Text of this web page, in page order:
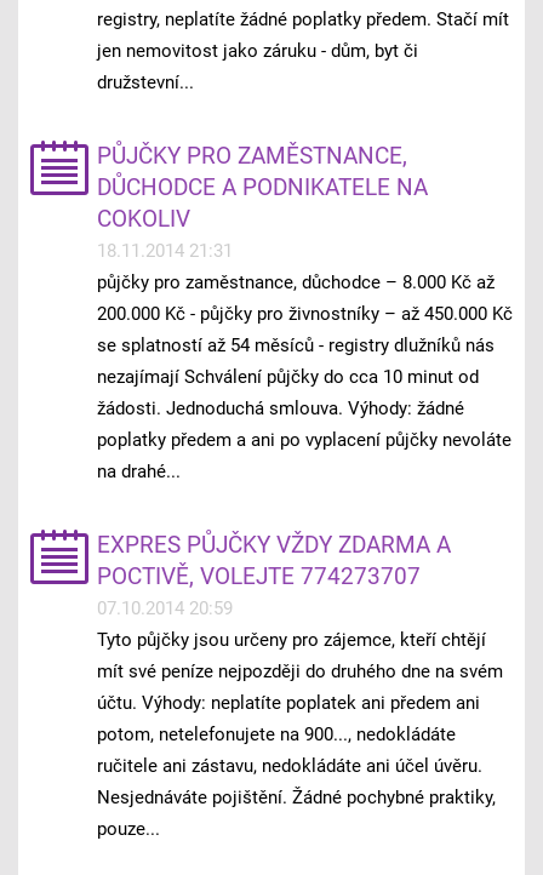
registry, neplatíte žádné poplatky předem. Stačí mít
jen nemovitost jako záruku - dům, byt či
družstevní...
PŮJČKY PRO ZAMĚSTNANCE,
DŮCHODCE A PODNIKATELE NA
COKOLIV
18.11.2014 21:31
půjčky pro zaměstnance, důchodce – 8.000 Kč až
200.000 Kč - půjčky pro živnostníky – až 450.000 Kč
se splatností až 54 měsíců - registry dlužníků nás
nezajímají Schválení půjčky do cca 10 minut od
žádosti. Jednoduchá smlouva. Výhody: žádné
poplatky předem a ani po vyplacení půjčky nevoláte
na drahé...
EXPRES PŮJČKY VŽDY ZDARMA A
POCTIVĚ, VOLEJTE 774273707
07.10.2014 20:59
Tyto půjčky jsou určeny pro zájemce, kteří chtějí
mít své peníze nejpozději do druhého dne na svém
účtu. Výhody: neplatíte poplatek ani předem ani
potom, netelefonujete na 900..., nedokládáte
ručitele ani zástavu, nedokládáte ani účel úvěru.
Nesjednáváte pojištění. Žádné pochybné praktiky,
pouze...